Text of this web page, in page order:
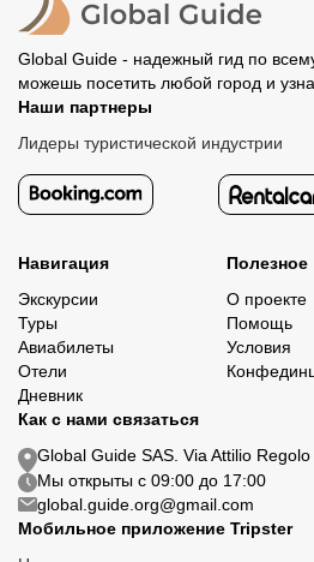
Global Guide - надежный гид по
можешь посетить любой город и
Наши партнеры
Лидеры туристической индустрии
Навигация
Экскурсии
Туры
Авиабилеты
Отели
Дневник
Полезное
О проекте
Помощь
Условия
Как с нами связаться
Global Guide SAS. Via Attilio
Мы открыты с 09:00 до 17:00
global.guide.org@gmail.com
Мобильное приложение Tripster